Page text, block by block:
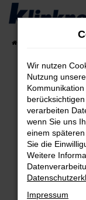
Zum
springen
Fehler:
Beim Laden
Hier sind ein
Laden
Wir nutzen
Nutzung
verarbeiten
wenn Sie uns
einem
Sie die
Weitere
Impressum